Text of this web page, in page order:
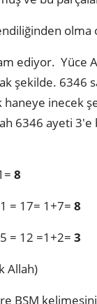
olma
ediyor. Yüce
şekilde. 6346
haneye inecek
6346 ayeti 3'e
8
= 17= 1+7= 8
= 12 =1+2= 3
Allah)
BSM